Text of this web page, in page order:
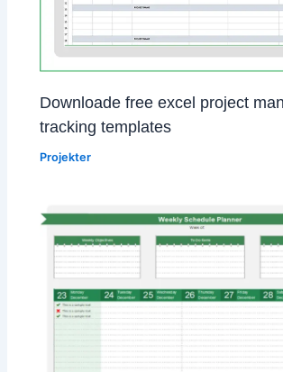
Downloade free excel project
tracking templates
Projekter